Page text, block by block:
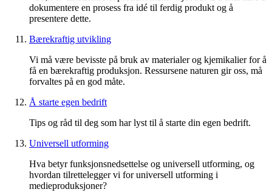
dokumentere en prosess fra idé til ferdig produkt og å
presentere dette.
Bærekraftig utvikling
Vi må være bevisste på bruk av materialer og kjemikalier for å
få en bærekraftig produksjon. Ressursene naturen gir oss, må
forvaltes på en god måte.
Å starte egen bedrift
Tips og råd til deg som har lyst til å starte din egen bedrift.
Universell utforming
Hva betyr funksjonsnedsettelse og universell utforming, og
hvordan tilrettelegger vi for universell utforming i
medieproduksjoner?